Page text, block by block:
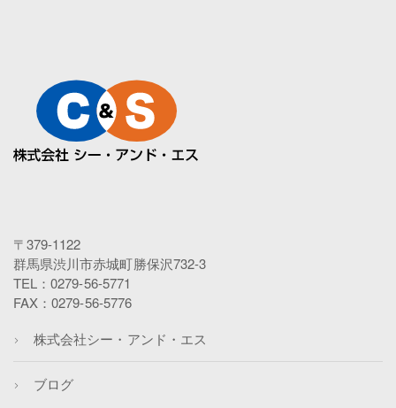
〒379-1122
群馬県渋川市赤城町勝保沢732-3
TEL：0279-56-5771
FAX：0279-56-5776
株式会社シー・アンド・エス
ブログ